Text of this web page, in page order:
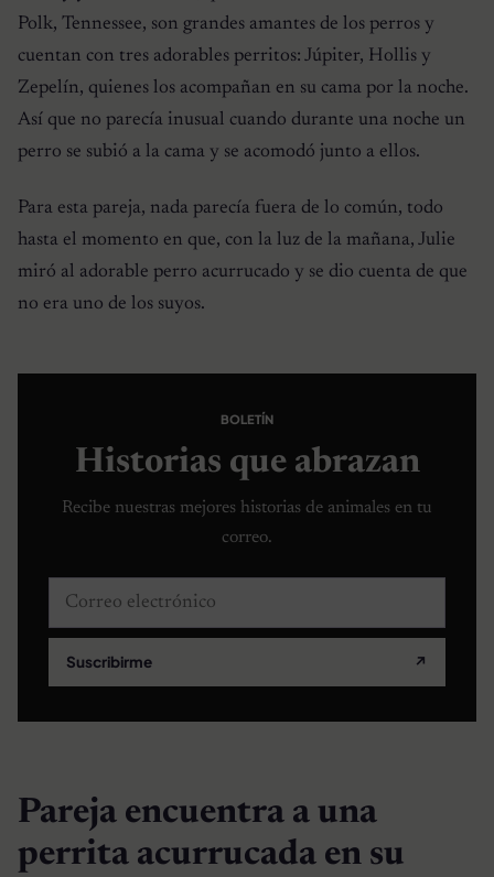
Polk, Tennessee, son grandes amantes de los perros y
cuentan con tres adorables perritos: Júpiter, Hollis y
Zepelín, quienes los acompañan en su cama por la noche.
Así que no parecía inusual cuando durante una noche un
perro se subió a la cama y se acomodó junto a ellos.
Para esta pareja, nada parecía fuera de lo común, todo
hasta el momento en que, con la luz de la mañana, Julie
miró al adorable perro acurrucado y se dio cuenta de que
no era uno de los suyos.
BOLETÍN
Historias que abrazan
Recibe nuestras mejores historias de animales en tu
correo.
Correo electrónico
Suscribirme ↗
Pareja encuentra a una
perrita acurrucada en su